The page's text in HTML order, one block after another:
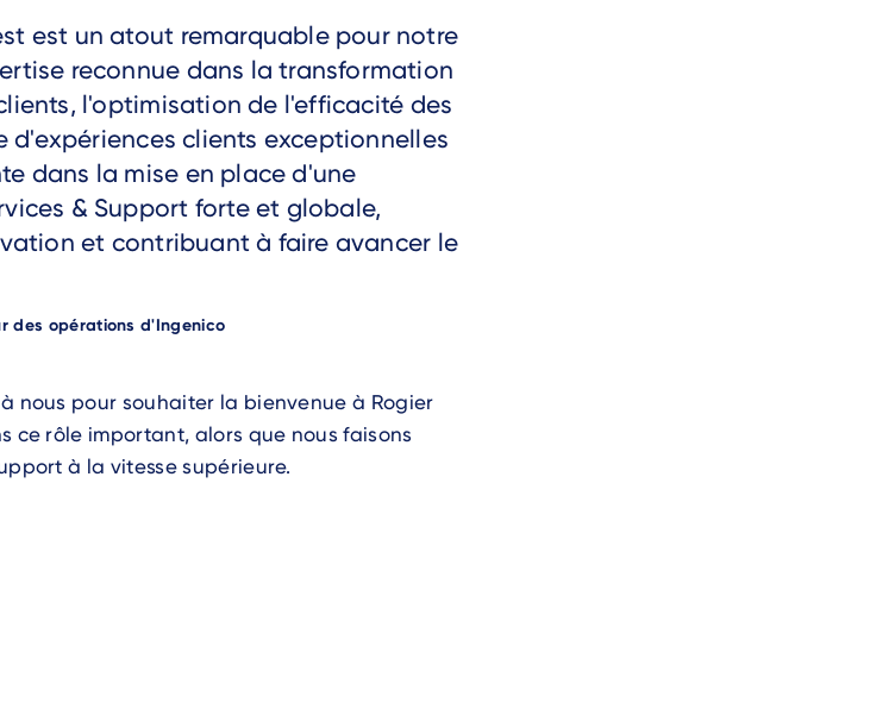
est un atout remarquable pour notre
reconnue dans la transformation
l'optimisation de l'efficacité des
d'expériences clients exceptionnelles
dans la mise en place d'une
& Support forte et globale,
et contribuant à faire avancer le
des opérations d'Ingenico
nous pour souhaiter la bienvenue à Rogier
ce rôle important, alors que nous faisons
à la vitesse supérieure.